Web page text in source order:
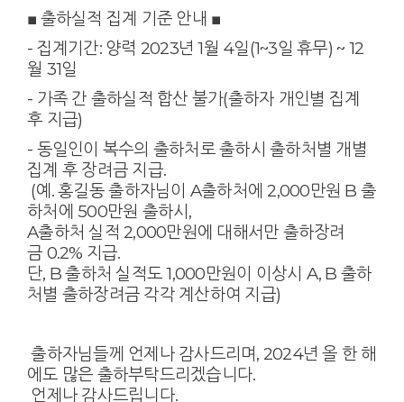
■ 출하실적 집계 기준 안내 ■
​- 집계기간: 양력 2023년 1월 4일(1~3일 휴무) ~ 12
월 31일
- 가족 간 출하실적 합산 불가(출하자 개인별 집계
후 지급)
- 동일인이 복수의 출하처로 출하시 출하처별 개별
집계 후 장려금 지급.
(예. 홍길동 출하자님이 A출하처에 2,000만원 B 출
하처에 500만원 출하시,
A출하처 실적 2,000만원에 대해서만 출하장려
금 0.2% 지급.
단, B 출하처 실적도 1,000만원이 이상시 A, B 출하
처별 출하장려금 각각 계산하여 지급)
출하자님들께 언제나 감사드리며, 2024년 올 한 해
에도 많은 출하부탁드리겠습니다.
언제나 감사드립니다.